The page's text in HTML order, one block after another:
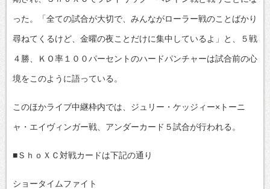
った。「全ての試合が大切で、みんながローラー戦のことばかり
尋ねてくるけど、金曜の夜ことだけに集中しているよ」と、５戦
４勝、ＫＯ率１００パーセントのハードパンチャーは試合前の心
境をこのように語っている。
このほかライブ中継枠内では、ジュリー・ケッジィー×トーニ
ャ・エイヴィンガー戦、アンダーカード５試合が行われる。
■ＳｈｏＸＣ対戦カードは下記の通り
ショータイムファイト